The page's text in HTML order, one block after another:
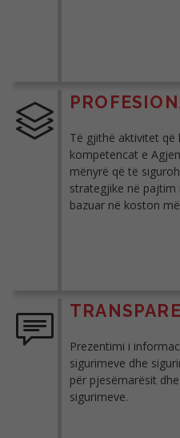
Të gjithë aktivitet që
kompetencat e
mënyrë që të
strategjike në
bazuar në koston
Prezentimi i
sigurimeve dhe
për pjesëmarësit
sigurimeve.